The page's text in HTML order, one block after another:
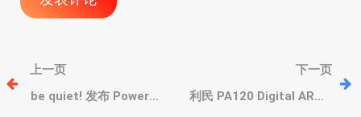
文
章
上一页
be quiet! 发布 Power
下一页
利民 PA120 Digital ARGB